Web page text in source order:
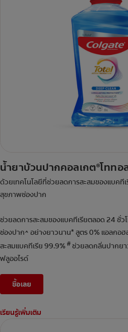
น้ำยาบ้วนปากคอลเกต®โททอ
ด้วยเทคโนโลยีที่ช่วยลดการสะสมของแบคที
สุขภาพช่องปาก
ช่วยลดการสะสมของแบคทีเรียตลอด 24 ชั่
ช่องปาก^ อย่างยาวนาน* สูตร 0% แอลกอ
สะสมแบคทีเรีย 99.9%# ช่วยลดกลิ่นปากย
ฟลูออไรด์
ซื้อเลย
เรียนรู้เพิ่มเติม